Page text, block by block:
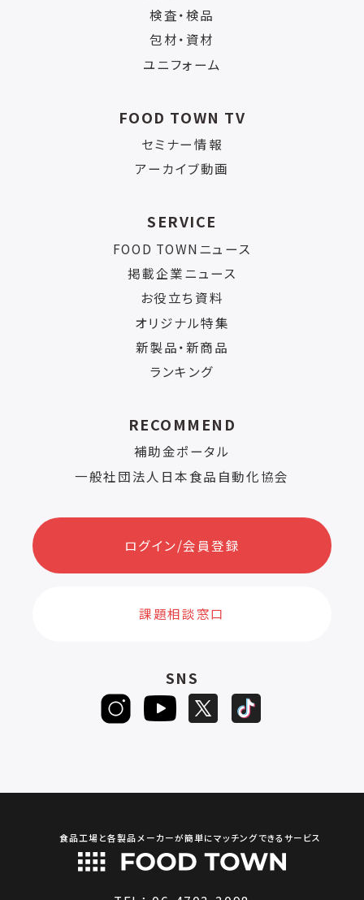
検査・検品
包材・資材
ユニフォーム
FOOD TOWN TV
セミナー情報
アーカイブ動画
SERVICE
FOOD TOWNニュース
掲載企業ニュース
お役立ち資料
オリジナル特集
新製品・新商品
ランキング
RECOMMEND
補助金ポータル
一般社団法人日本食品自動化協会
ログイン/会員登録
課題相談窓口
SNS
食品工場と各製品メーカーが簡単にマッチングできるサービス